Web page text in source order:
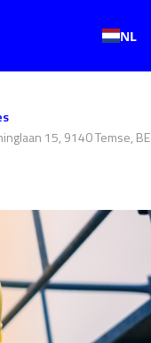
NL
15, 9140 Temse, BE